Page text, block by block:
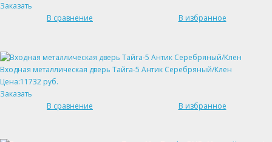
Заказать
В сравнение
В избранное
Входная металлическая дверь Тайга-5 Антик Серебряный/Клен
Цена:11732 руб.
Заказать
В сравнение
В избранное